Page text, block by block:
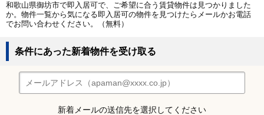
和歌山県御坊市で即入居可で、ご希望に合う賃貸物件は見つかりました
か。物件一覧から気になる即入居可の物件を見つけたらメールかお電話
でお問い合わせください。（無料）
条件にあった新着物件を受け取る
新着メールの送信先を選択してください